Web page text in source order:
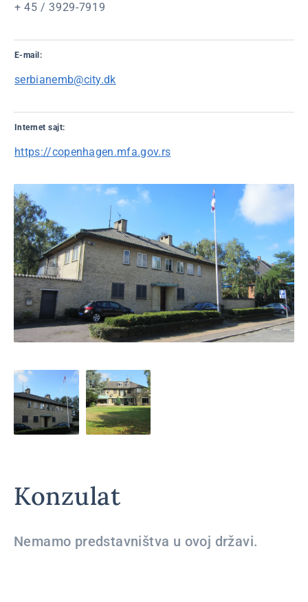
+ 45 / 3929-7919
E-mail:
serbianemb@city.dk
Internet sajt:
https://copenhagen.mfa.gov.rs
Konzulat
Nemamo predstavništva u ovoj državi.